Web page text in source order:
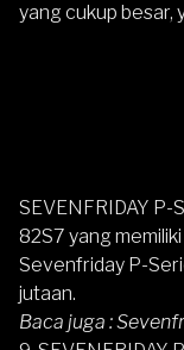
yang cukup besar,
SEVENFRIDAY P-
82S7 yang memiliki
Sevenfriday P-
jutaan.
Baca juga :